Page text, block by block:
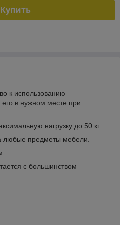
Купить
к использованию —
его в нужном месте при
нагрузку до 50 кг.
любые предметы мебели.
с большинством